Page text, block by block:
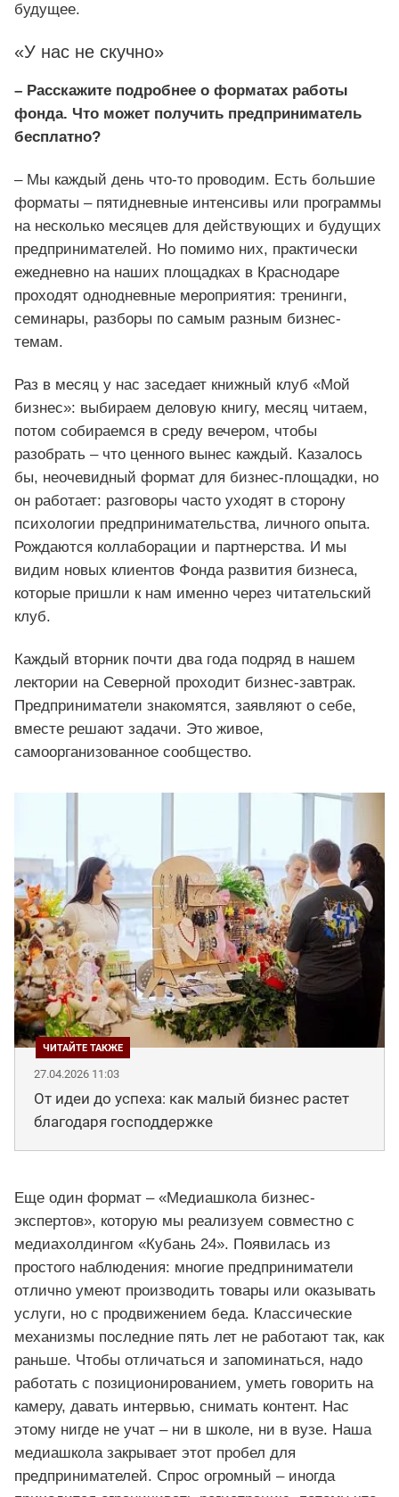
будущее.
«У нас не скучно»
– Расскажите подробнее о форматах работы
фонда. Что может получить предприниматель
бесплатно?
– Мы каждый день что-то проводим. Есть большие
форматы – пятидневные интенсивы или программы
на несколько месяцев для действующих и будущих
предпринимателей. Но помимо них, практически
ежедневно на наших площадках в Краснодаре
проходят однодневные мероприятия: тренинги,
семинары, разборы по самым разным бизнес-
темам.
Раз в месяц у нас заседает книжный клуб «Мой
бизнес»: выбираем деловую книгу, месяц читаем,
потом собираемся в среду вечером, чтобы
разобрать – что ценного вынес каждый. Казалось
бы, неочевидный формат для бизнес-площадки, но
он работает: разговоры часто уходят в сторону
психологии предпринимательства, личного опыта.
Рождаются коллаборации и партнерства. И мы
видим новых клиентов Фонда развития бизнеса,
которые пришли к нам именно через читательский
клуб.
Каждый вторник почти два года подряд в нашем
лектории на Северной проходит бизнес-завтрак.
Предприниматели знакомятся, заявляют о себе,
вместе решают задачи. Это живое,
самоорганизованное сообщество.
27.04.2026 11:03
От идеи до успеха: как малый бизнес растет
благодаря господдержке
Еще один формат – «Медиашкола бизнес-
экспертов», которую мы реализуем совместно с
медиахолдингом «Кубань 24». Появилась из
простого наблюдения: многие предприниматели
отлично умеют производить товары или оказывать
услуги, но с продвижением беда. Классические
механизмы последние пять лет не работают так, как
раньше. Чтобы отличаться и запоминаться, надо
работать с позиционированием, уметь говорить на
камеру, давать интервью, снимать контент. Нас
этому нигде не учат – ни в школе, ни в вузе. Наша
медиашкола закрывает этот пробел для
предпринимателей. Спрос огромный – иногда